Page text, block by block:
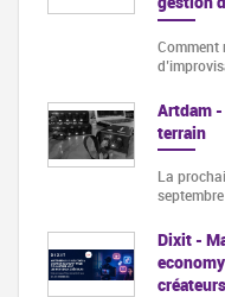
Comment
Artdam
terrain
La
Dixit -
créateurs